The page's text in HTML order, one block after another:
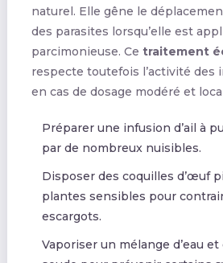
naturel. Elle gêne le
des parasites lorsqu’elle est
parcimonieuse. Ce traitement
respecte toutefois l’activité des
en cas de dosage modéré et
Préparer une infusion d’ail à
par de nombreux nuisibles.
Disposer des coquilles d’œuf
plantes sensibles pour
escargots.
Vaporiser un mélange d’eau